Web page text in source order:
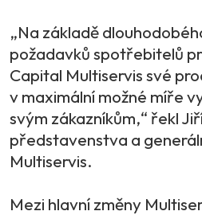
„Na základě
požadavků spotřebitelů
Capital Multiservis své
v maximální možné míře
svým zákazníkům,“ řekl
představenstva a
Multiservis.
Mezi hlavní změny